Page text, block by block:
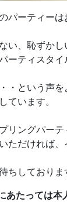
パーティー
い、恥ずか
ーティスタイ
・という声
ています。
リングパー
ただければ
ちしておりま
たっては本